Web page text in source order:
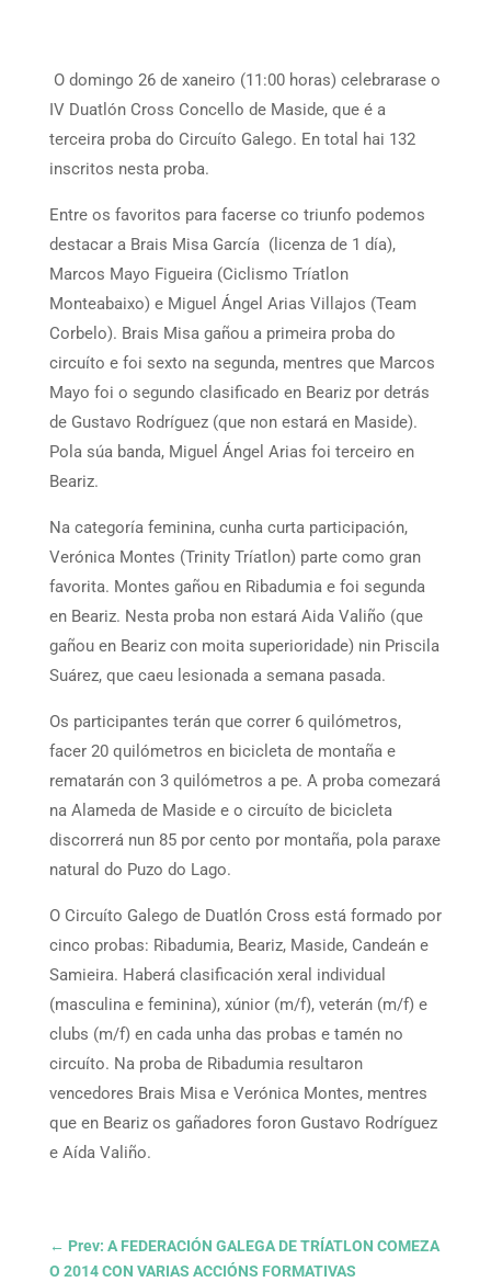
O domingo 26 de xaneiro (11:00 horas) celebrarase o
IV Duatlón Cross Concello de Maside, que é a
terceira proba do Circuíto Galego. En total hai 132
inscritos nesta proba.
Entre os favoritos para facerse co triunfo podemos
destacar a Brais Misa García (licenza de 1 día),
Marcos Mayo Figueira (Ciclismo Tríatlon
Monteabaixo) e Miguel Ángel Arias Villajos (Team
Corbelo). Brais Misa gañou a primeira proba do
circuíto e foi sexto na segunda, mentres que Marcos
Mayo foi o segundo clasificado en Beariz por detrás
de Gustavo Rodríguez (que non estará en Maside).
Pola súa banda, Miguel Ángel Arias foi terceiro en
Beariz.
Na categoría feminina, cunha curta participación,
Verónica Montes (Trinity Tríatlon) parte como gran
favorita. Montes gañou en Ribadumia e foi segunda
en Beariz. Nesta proba non estará Aida Valiño (que
gañou en Beariz con moita superioridade) nin Priscila
Suárez, que caeu lesionada a semana pasada.
Os participantes terán que correr 6 quilómetros,
facer 20 quilómetros en bicicleta de montaña e
rematarán con 3 quilómetros a pe. A proba comezará
na Alameda de Maside e o circuíto de bicicleta
discorrerá nun 85 por cento por montaña, pola paraxe
natural do Puzo do Lago.
O Circuíto Galego de Duatlón Cross está formado por
cinco probas: Ribadumia, Beariz, Maside, Candeán e
Samieira. Haberá clasificación xeral individual
(masculina e feminina), xúnior (m/f), veterán (m/f) e
clubs (m/f) en cada unha das probas e tamén no
circuíto. Na proba de Ribadumia resultaron
vencedores Brais Misa e Verónica Montes, mentres
que en Beariz os gañadores foron Gustavo Rodríguez
e Aída Valiño.
← Prev: A FEDERACIÓN GALEGA DE TRÍATLON COMEZA
O 2014 CON VARIAS ACCIÓNS FORMATIVAS